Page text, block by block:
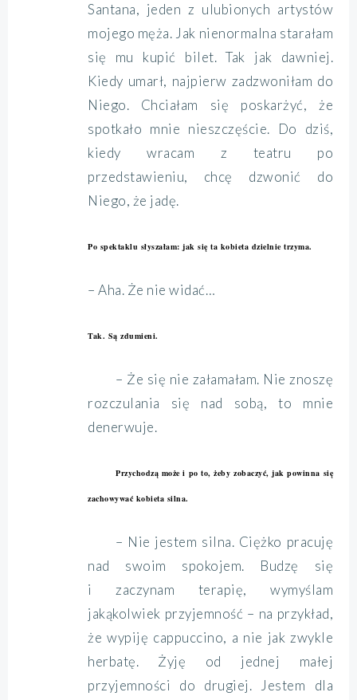
Santana, jeden z ulubionych artystów
mojego męża. Jak nienormalna starałam
się mu kupić bilet. Tak jak dawniej.
Kiedy umarł, najpierw zadzwoniłam do
Niego. Chciałam się poskarżyć, że
spotkało mnie nieszczęście. Do dziś,
kiedy wracam z teatru po
przedstawieniu, chcę dzwonić do
Niego, że jadę.
Po spektaklu słyszałam: jak się ta kobieta dzielnie trzyma.
– Aha. Że nie widać…
Tak. Są zdumieni.
– Że się nie załamałam. Nie znoszę
rozczulania się nad sobą, to mnie
denerwuje.
Przychodzą może i po to, żeby zobaczyć, jak powinna się
zachowywać kobieta silna.
– Nie jestem silna. Ciężko pracuję
nad swoim spokojem. Budzę się
i zaczynam terapię, wymyślam
jakąkolwiek przyjemność – na przykład,
że wypiję cappuccino, a nie jak zwykle
herbatę. Żyję od jednej małej
przyjemności do drugiej. Jestem dla